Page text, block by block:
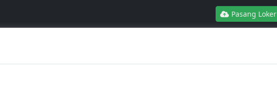
Pasang Loker